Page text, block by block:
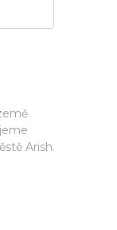
Arish.